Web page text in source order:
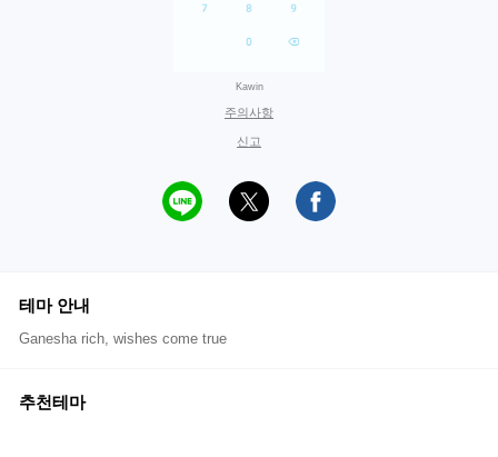
Kawin
주의사항
신고
테마 안내
Ganesha rich, wishes come true
추천테마